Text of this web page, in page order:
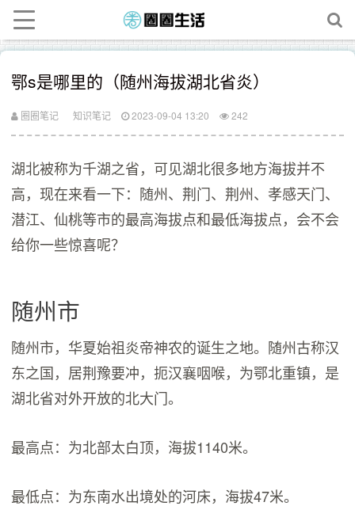
鄂s是哪里的（随州海拔湖北省炎）
圈圈笔记 知识笔记 2023-09-04 13:20 242
湖北被称为千湖之省，可见湖北很多地方海拔并不
高，现在来看一下：随州、荆门、荆州、孝感天门、
潜江、仙桃等市的最高海拔点和最低海拔点，会不会
给你一些惊喜呢？
随州市
随州市，华夏始祖炎帝神农的诞生之地。随州古称汉
东之国，居荆豫要冲，扼汉襄咽喉，为鄂北重镇，是
湖北省对外开放的北大门。
最高点：为北部太白顶，海拔1140米。
最低点：为东南水出境处的河床，海拔47米。